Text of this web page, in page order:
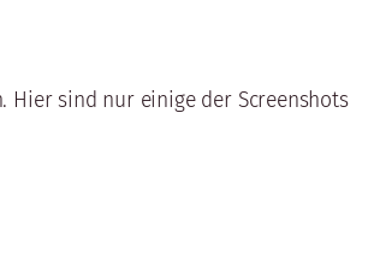
Hier sind nur einige der Screenshots